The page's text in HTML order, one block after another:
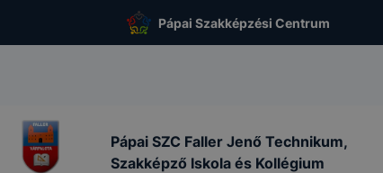
Pápai Szakképzési Centrum
Pápai SZC Faller Jenő Technikum,
Szakképző Iskola és Kollégium